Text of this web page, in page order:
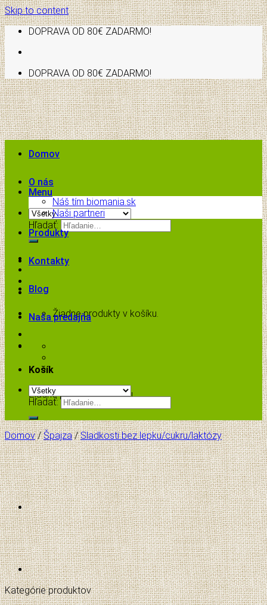
Skip to content
DOPRAVA OD 80€ ZADARMO!
DOPRAVA OD 80€ ZADARMO!
Menu
Hľadať:
Žiadne produkty v košíku.
Košík
Žiadne produkty v košíku.
Domov
O nás
Náš tím biomania.sk
Naši partneri
Produkty
Kontakty
Blog
Naša predajňa
Hľadať:
Domov / Špajza / Sladkosti bez lepku/cukru/laktózy
Kategórie produktov